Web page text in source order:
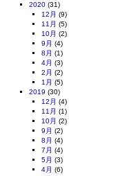
2020 (31)
12月 (9)
11月 (5)
10月 (2)
9月 (4)
8月 (1)
4月 (3)
2月 (2)
1月 (5)
2019 (30)
12月 (4)
11月 (1)
10月 (2)
9月 (2)
8月 (4)
7月 (4)
5月 (3)
4月 (6)